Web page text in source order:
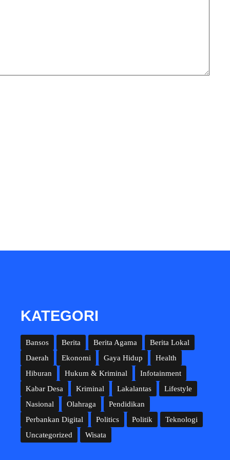
KATEGORI
Bansos Berita Berita Agama
Berita Lokal
Daerah
Ekonomi Gaya Hidup
Health
Hiburan
Hukum & Kriminal
Infotainment
Kabar Desa
Kriminal Lakalantas
Lifestyle
Nasional
Olahraga
Pendidikan
Perbankan Digital
Politics Politik
Teknologi
Uncategorized
Wisata